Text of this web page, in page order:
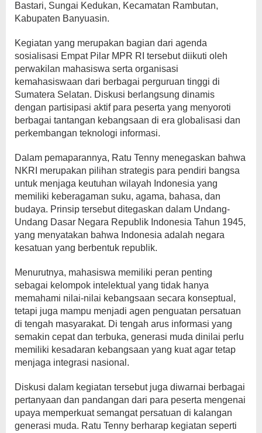
Bastari, Sungai Kedukan, Kecamatan Rambutan,
Kabupaten Banyuasin.
Kegiatan yang merupakan bagian dari agenda
sosialisasi Empat Pilar MPR RI tersebut diikuti oleh
perwakilan mahasiswa serta organisasi
kemahasiswaan dari berbagai perguruan tinggi di
Sumatera Selatan. Diskusi berlangsung dinamis
dengan partisipasi aktif para peserta yang menyoroti
berbagai tantangan kebangsaan di era globalisasi dan
perkembangan teknologi informasi.
Dalam pemaparannya, Ratu Tenny menegaskan bahwa
NKRI merupakan pilihan strategis para pendiri bangsa
untuk menjaga keutuhan wilayah Indonesia yang
memiliki keberagaman suku, agama, bahasa, dan
budaya. Prinsip tersebut ditegaskan dalam Undang-
Undang Dasar Negara Republik Indonesia Tahun 1945,
yang menyatakan bahwa Indonesia adalah negara
kesatuan yang berbentuk republik.
Menurutnya, mahasiswa memiliki peran penting
sebagai kelompok intelektual yang tidak hanya
memahami nilai-nilai kebangsaan secara konseptual,
tetapi juga mampu menjadi agen penguatan persatuan
di tengah masyarakat. Di tengah arus informasi yang
semakin cepat dan terbuka, generasi muda dinilai perlu
memiliki kesadaran kebangsaan yang kuat agar tetap
menjaga integrasi nasional.
Diskusi dalam kegiatan tersebut juga diwarnai berbagai
pertanyaan dan pandangan dari para peserta mengenai
upaya memperkuat semangat persatuan di kalangan
generasi muda. Ratu Tenny berharap kegiatan seperti